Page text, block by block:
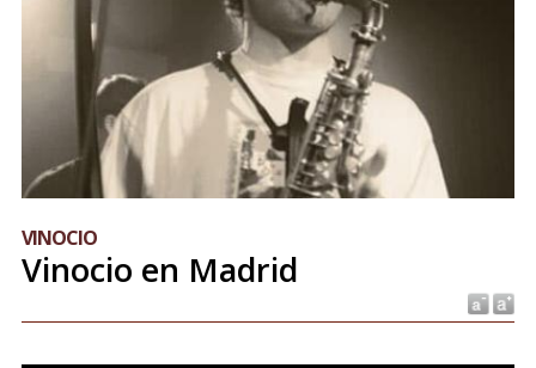
VINOCIO
Vinocio en Madrid